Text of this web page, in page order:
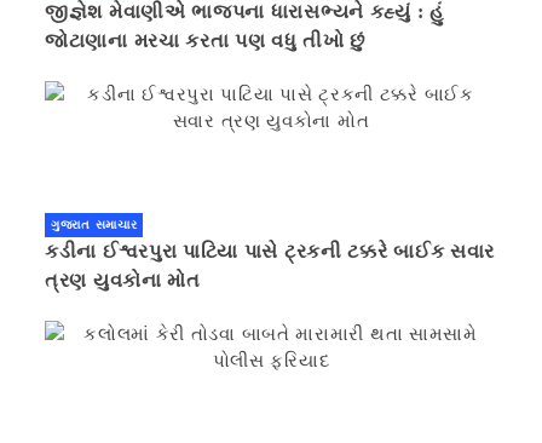
જીજ્ઞેશ મેવાણીએ ભાજપના ધારાસભ્યને કહ્યું : હું
જોટાણાના મરચા કરતા પણ વધુ તીખો છું
ગુજરાત સમાચાર
કડીના ઈશ્વરપુરા પાટિયા પાસે ટ્રકની ટક્કરે બાઈક સવાર
ત્રણ યુવકોના મોત